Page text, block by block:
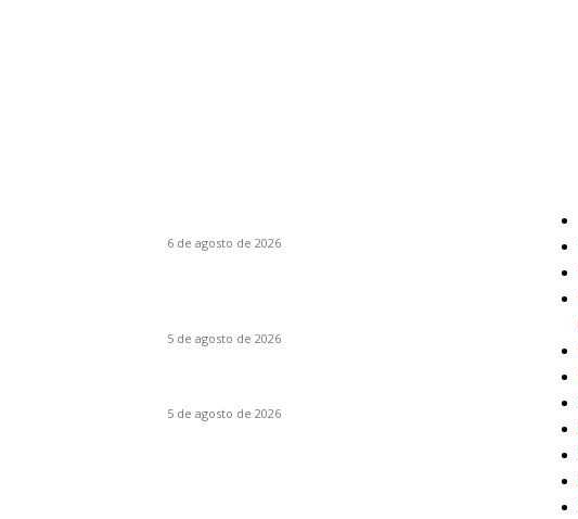
6 de agosto de 2026
5 de agosto de 2026
5 de agosto de 2026